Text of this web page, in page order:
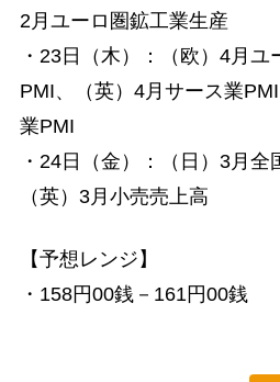
2月ユーロ圏鉱工業生産
・23日（木）：（欧）4月ユ
PMI、（英）4月サース業
業PMI
・24日（金）：（日）3月全
（英）3月小売売上高
【予想レンジ】
・158円00銭－161円00銭